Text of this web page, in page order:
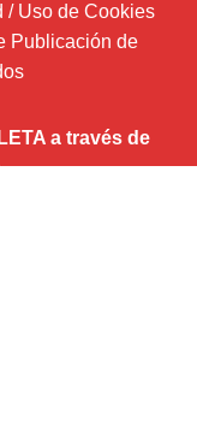
/ Uso de Cookies
Publicación de
a través de